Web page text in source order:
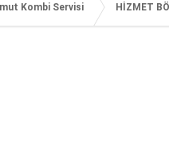
Kombi Servisi HİZMET